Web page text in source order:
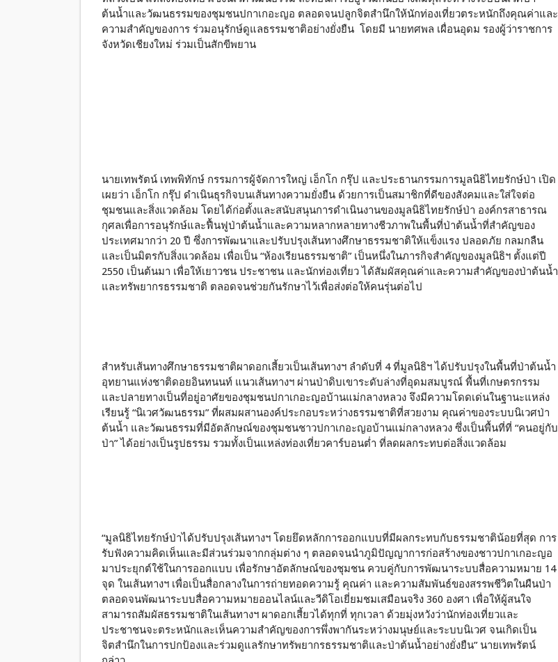
ต้นน้ำและวัฒนธรรมของชุมชนปกาเกอะญอ ตลอดจนปลูกจิตสำนึกให้นักท่องเที่ยวตระหนักถึงคุณค่าและ
ความสำคัญของการ ร่วมอนุรักษ์ดูแลธรรมชาติอย่างยั่งยืน โดยมี นายทศพล เผื่อนอุดม รองผู้ว่าราชการ
จังหวัดเชียงใหม่ ร่วมเป็นสักขีพยาน
นายเทพรัตน์ เทพพิทักษ์ กรรมการผู้จัดการใหญ่ เอ็กโก กรุ๊ป และประธานกรรมการมูลนิธิไทยรักษ์ป่า เปิด
เผยว่า เอ็กโก กรุ๊ป ดำเนินธุรกิจบนเส้นทางความยั่งยืน ด้วยการเป็นสมาชิกที่ดีของสังคมและใส่ใจต่อ
ชุมชนและสิ่งแวดล้อม โดยได้ก่อตั้งและสนับสนุนการดำเนินงานของมูลนิธิไทยรักษ์ป่า องค์กรสาธารณ
กุศลเพื่อการอนุรักษ์และฟื้นฟูป่าต้นน้ำและความหลากหลายทางชีวภาพในพื้นที่ป่าต้นน้ำที่สำคัญของ
ประเทศมากว่า 20 ปี ซึ่งการพัฒนาและปรับปรุงเส้นทางศึกษาธรรมชาติให้แข็งแรง ปลอดภัย กลมกลืน
และเป็นมิตรกับสิ่งแวดล้อม เพื่อเป็น “ห้องเรียนธรรมชาติ” เป็นหนึ่งในภารกิจสำคัญของมูลนิธิฯ ตั้งแต่ปี
2550 เป็นต้นมา เพื่อให้เยาวชน ประชาชน และนักท่องเที่ยว ได้สัมผัสคุณค่าและความสำคัญของป่าต้นน้ำ
และทรัพยากรธรรมชาติ ตลอดจนช่วยกันรักษาไว้เพื่อส่งต่อให้คนรุ่นต่อไป
สำหรับเส้นทางศึกษาธรรมชาติผาดอกเสี้ยวเป็นเส้นทางฯ ลำดับที่ 4 ที่มูลนิธิฯ ได้ปรับปรุงในพื้นที่ป่าต้นน้ำ
อุทยานแห่งชาติดอยอินทนนท์ แนวเส้นทางฯ ผ่านป่าดิบเขาระดับล่างที่อุดมสมบูรณ์ พื้นที่เกษตรกรรม
และปลายทางเป็นที่อยู่อาศัยของชุมชนปกาเกอะญอบ้านแม่กลางหลวง จึงมีความโดดเด่นในฐานะแหล่ง
เรียนรู้ “นิเวศวัฒนธรรม” ที่ผสมผสานองค์ประกอบระหว่างธรรมชาติที่สวยงาม คุณค่าของระบบนิเวศป่า
ต้นน้ำ และวัฒนธรรมที่มีอัตลักษณ์ของชุมชนชาวปกาเกอะญอบ้านแม่กลางหลวง ซึ่งเป็นพื้นที่ที่ “คนอยู่กับ
ป่า” ได้อย่างเป็นรูปธรรม รวมทั้งเป็นแหล่งท่องเที่ยวคาร์บอนต่ำ ที่ลดผลกระทบต่อสิ่งแวดล้อม
“มูลนิธิไทยรักษ์ป่าได้ปรับปรุงเส้นทางฯ โดยยึดหลักการออกแบบที่มีผลกระทบกับธรรมชาติน้อยที่สุด การ
รับฟังความคิดเห็นและมีส่วนร่วมจากกลุ่มต่าง ๆ ตลอดจนนำภูมิปัญญาการก่อสร้างของชาวปกาเกอะญอ
มาประยุกต์ใช้ในการออกแบบ เพื่อรักษาอัตลักษณ์ของชุมชน ควบคู่กับการพัฒนาระบบสื่อความหมาย 14
จุด ในเส้นทางฯ เพื่อเป็นสื่อกลางในการถ่ายทอดความรู้ คุณค่า และความสัมพันธ์ของสรรพชีวิตในผืนป่า
ตลอดจนพัฒนาระบบสื่อความหมายออนไลน์และวีดิโอเยี่ยมชมเสมือนจริง 360 องศา เพื่อให้ผู้สนใจ
สามารถสัมผัสธรรมชาติในเส้นทางฯ ผาดอกเสี้ยวได้ทุกที่ ทุกเวลา ด้วยมุ่งหวังว่านักท่องเที่ยวและ
ประชาชนจะตระหนักและเห็นความสำคัญของการพึ่งพากันระหว่างมนุษย์และระบบนิเวศ จนเกิดเป็น
จิตสำนึกในการปกป้องและร่วมดูแลรักษาทรัพยากรธรรมชาติและป่าต้นน้ำอย่างยั่งยืน” นายเทพรัตน์